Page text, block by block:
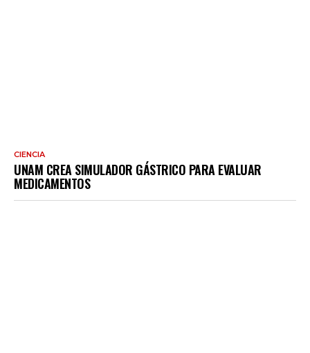
CIENCIA
UNAM CREA SIMULADOR GÁSTRICO PARA EVALUAR
MEDICAMENTOS